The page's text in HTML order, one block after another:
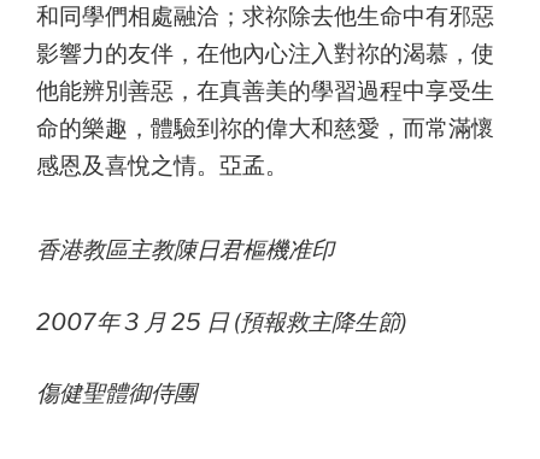
和同學們相處融洽；求祢除去他生命中有邪惡
影響力的友伴，在他內心注入對祢的渴慕，使
他能辨別善惡，在真善美的學習過程中享受生
命的樂趣，體驗到祢的偉大和慈愛，而常滿懷
感恩及喜悅之情。亞孟。
香港教區主教陳日君樞機准印
2007年 3 月 25 日 (預報救主降生節)
傷健聖體御侍團